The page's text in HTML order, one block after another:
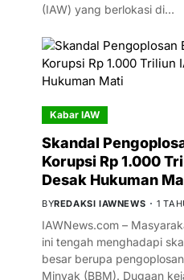
(IAW) yang berlokasi di…
Kabar IAW
Skandal
Korupsi Rp 1.000
Desak Hukuman
BYREDAKSI IAWNEWS 1
IAWNews.com –
ini tengah menghadapi
besar berupa
Minyak (BBM). Dugaan